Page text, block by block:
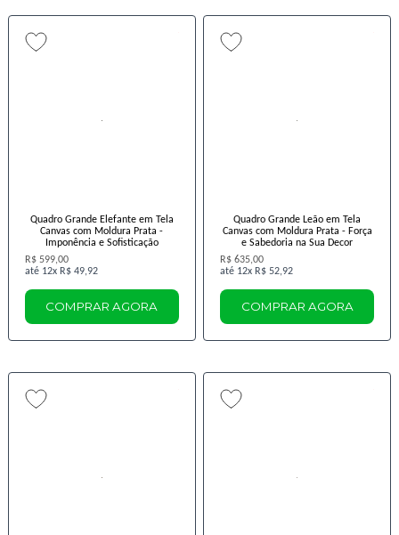
Quadro Grande Elefante em Tela
Canvas com Moldura Prata -
Imponência e Sofisticação
R$ 599,00
12x R$ 49,92
COMPRAR AGORA
Quadro Grande Leão em Tela
Canvas com Moldura Prata - Força
e Sabedoria na Sua Decor
R$ 635,00
12x R$ 52,92
COMPRAR AGORA